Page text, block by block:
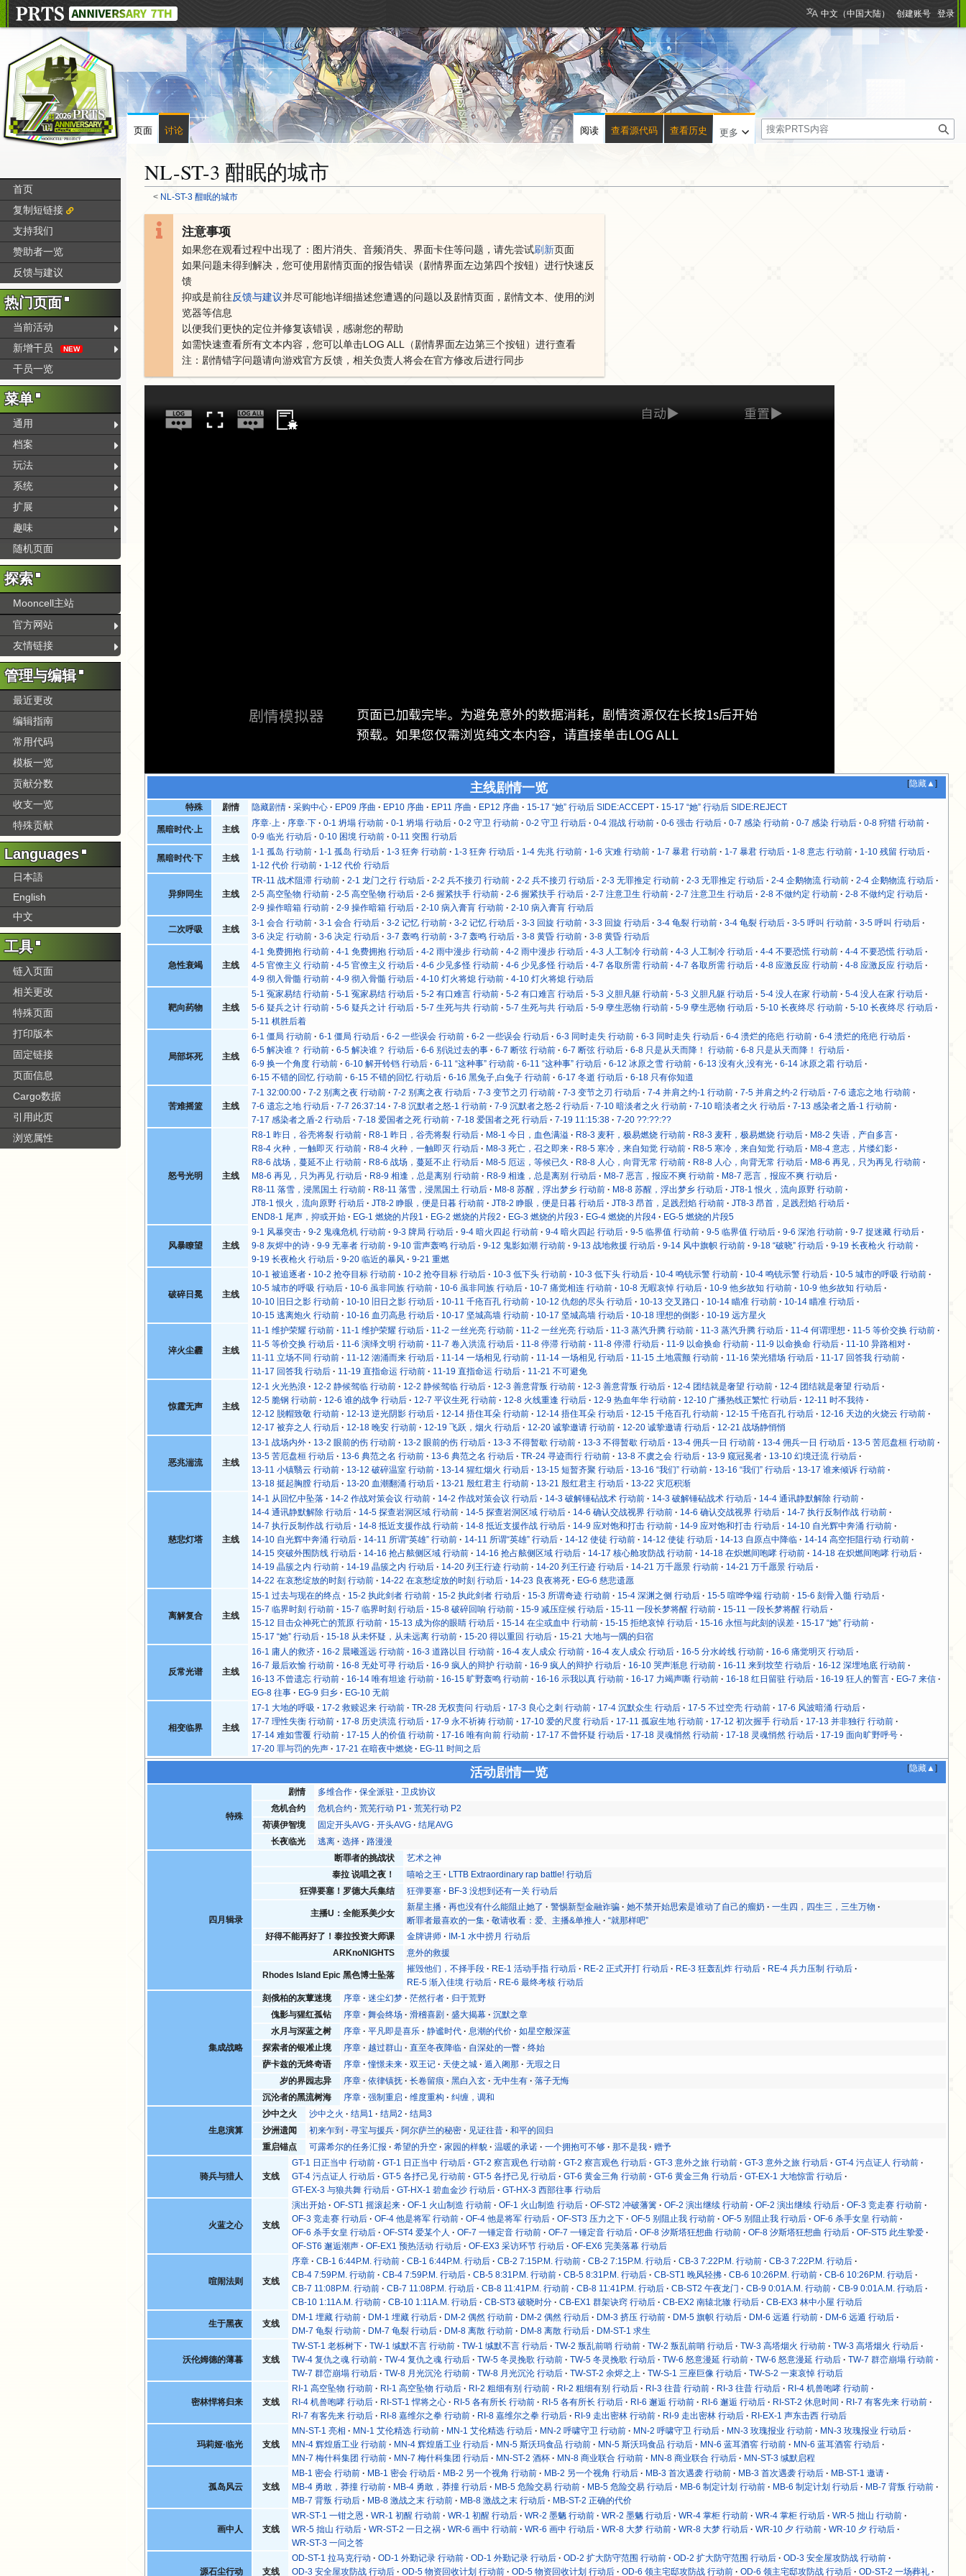
NL-ST-3 酣眠的城市
< NL-ST-3 酣眠的城市
注意事项
如果您在观看过程中出现了：图片消失、音频消失、界面卡住等问题，请先尝试刷新页面
如果问题未得到解决，您可使用剧情页面的报告错误（剧情界面左边第四个按钮）进行快速反
馈
抑或是前往反馈与建议并尽可能地详细描述您遭遇的问题以及剧情页面，剧情文本、使用的浏
览器等信息
以便我们更快的定位并修复该错误，感谢您的帮助
如需快速查看所有文本内容，您可以单击LOG ALL（剧情界面左边第三个按钮）进行查看
注：剧情错字问题请向游戏官方反馈，相关负责人将会在官方修改后进行同步
剧情模拟器
页面已加载完毕。为避免意外的数据消耗，剧情资源仅在长按1s后开始
预载。如果您仅需浏览纯文本内容，请直接单击LOG ALL
[隐藏▲ ]
主线剧情一览
特殊 剧情 隐藏剧情 采购中心 EP09 序曲 EP10 序曲 EP11 序曲 EP12 序曲 15-17 “她” 行动后 SIDE:ACCEPT 15-17 “她” 行动后 SIDE:REJECT
黑暗时代·上 主线
序章·上 序章·下 0-1 坍塌 行动前 0-1 坍塌 行动后 0-2 守卫 行动前 0-2 守卫 行动后 0-4 混战 行动前 0-6 强击 行动后 0-7 感染 行动前 0-7 感染 行动后
0-8 狩猎 行动前
0-9 临光 行动后
0-10 困境 行动前 0-11 突围 行动后
黑暗时代·下 主线
1-1 孤岛 行动前 1-1 孤岛 行动后 1-3 狂奔 行动前 1-3 狂奔 行动后 1-4 先兆 行动前 1-6 灾难 行动前 1-7 暴君 行动前 1-7 暴君 行动后 1-8 意志 行动前
1-10 残留 行动后
1-12 代价 行动前
1-12 代价 行动后
异卵同生 主线
TR-11 战术阻滞 行动前 2-1 龙门之行 行动后 2-2 兵不接刃 行动前 2-2 兵不接刃 行动后 2-3 无罪推定 行动前 2-3 无罪推定 行动后 2-4 企鹅物流 行动前
2-4 企鹅物流 行动后
2-5 高空坠物 行动前
2-5 高空坠物 行动后 2-6 握紧扶手 行动前 2-6 握紧扶手 行动后 2-7 注意卫生 行动前 2-7 注意卫生 行动后 2-8 不做约定 行动前
2-8 不做约定 行动后
2-9 操作暗箱 行动前
2-9 操作暗箱 行动后 2-10 病入膏肓 行动前 2-10 病入膏肓 行动后
二次呼吸 主线
3-1 会合 行动前 3-1 会合 行动后 3-2 记忆 行动前 3-2 记忆 行动后 3-3 回旋 行动前 3-3 回旋 行动后 3-4 龟裂 行动前 3-4 龟裂 行动后 3-5 呼叫 行动前
3-5 呼叫 行动后
3-6 决定 行动前
3-6 决定 行动后 3-7 轰鸣 行动前 3-7 轰鸣 行动后 3-8 黄昏 行动前 3-8 黄昏 行动后
急性衰竭 主线
4-1 免费拥抱 行动前 4-1 免费拥抱 行动后 4-2 雨中漫步 行动前 4-2 雨中漫步 行动后 4-3 人工制冷 行动前 4-3 人工制冷 行动后 4-4 不要恐慌 行动前
4-4 不要恐慌 行动后
4-5 官僚主义 行动前
4-5 官僚主义 行动后 4-6 少见多怪 行动前 4-6 少见多怪 行动后 4-7 各取所需 行动前 4-7 各取所需 行动后 4-8 应激反应 行动前
4-8 应激反应 行动后
4-9 彻入骨髓 行动前
4-9 彻入骨髓 行动后 4-10 灯火将熄 行动前 4-10 灯火将熄 行动后
靶向药物 主线
5-1 冤家易结 行动前 5-1 冤家易结 行动后 5-2 有口难言 行动前 5-2 有口难言 行动后 5-3 义胆凡躯 行动前 5-3 义胆凡躯 行动后 5-4 没人在家 行动前
5-4 没人在家 行动后
5-6 疑兵之计 行动前
5-6 疑兵之计 行动后 5-7 生死与共 行动前 5-7 生死与共 行动后 5-9 孽生恶物 行动前 5-9 孽生恶物 行动后 5-10 长夜终尽 行动前
5-10 长夜终尽 行动后
5-11 棋胜后着
局部坏死 主线
6-1 僵局 行动前 6-1 僵局 行动后 6-2 一些误会 行动前 6-2 一些误会 行动后 6-3 同时走失 行动前 6-3 同时走失 行动后 6-4 溃烂的疮疤 行动前
6-4 溃烂的疮疤 行动后
6-5 解决谁？ 行动前
6-5 解决谁？ 行动后 6-6 别说过去的事 6-7 断弦 行动前 6-7 断弦 行动后 6-8 只是从天而降！ 行动前
6-8 只是从天而降！ 行动后
6-9 换一个角度 行动前
6-10 解开铃铛 行动后 6-11 “这种事” 行动前 6-11 “这种事” 行动后 6-12 冰原之雪 行动前 6-13 没有火,没有光
6-14 冰原之霜 行动后
6-15 不错的回忆 行动前
6-15 不错的回忆 行动后 6-16 黑兔子,白兔子 行动前 6-17 冬逝 行动后 6-18 只有你知道
苦难摇篮 主线
7-1 32:00:00 7-2 别离之夜 行动前 7-2 别离之夜 行动后 7-3 变节之刃 行动前 7-3 变节之刃 行动后 7-4 并肩之约-1 行动前 7-5 并肩之约-2 行动后
7-6 遗忘之地 行动前
7-6 遗忘之地 行动后
7-7 26:37:14 7-8 沉默者之怒-1 行动前 7-9 沉默者之怒-2 行动后 7-10 暗淡者之火 行动前 7-10 暗淡者之火 行动后
7-13 感染者之盾-1 行动前
7-17 感染者之盾-2 行动后
7-18 爱国者之死 行动前 7-18 爱国者之死 行动后 7-19 11:15:38 7-20 ??:??:??
怒号光明 主线
R8-1 昨日，谷壳将裂 行动前 R8-1 昨日，谷壳将裂 行动后 M8-1 今日，血色满溢 R8-3 麦秆，极易燃烧 行动前 R8-3 麦秆，极易燃烧 行动后
M8-2 失语，产自多言
R8-4 火种，一触即灭 行动前
R8-4 火种，一触即灭 行动后 M8-3 死亡，召之即来 R8-5 寒冷，来自知觉 行动前 R8-5 寒冷，来自知觉 行动后
M8-4 意志，片缕幻影
R8-6 战场，蔓延不止 行动前
R8-6 战场，蔓延不止 行动后 M8-5 厄运，等候已久 R8-8 人心，向背无常 行动前 R8-8 人心，向背无常 行动后
M8-6 再见，只为再见 行动前
M8-6 再见，只为再见 行动后
R8-9 相逢，总是离别 行动前 R8-9 相逢，总是离别 行动后 M8-7 恶言，报应不爽 行动前
M8-7 恶言，报应不爽 行动后
R8-11 落雪，浸黑国土 行动前
R8-11 落雪，浸黑国土 行动后 M8-8 苏醒，浮出梦乡 行动前 M8-8 苏醒，浮出梦乡 行动后
JT8-1 恨火，流向原野 行动前
JT8-1 恨火，流向原野 行动后
JT8-2 睁眼，便是日暮 行动前 JT8-2 睁眼，便是日暮 行动后 JT8-3 昂首，足践烈焰 行动前
JT8-3 昂首，足践烈焰 行动后
END8-1 尾声，抑或开始
EG-1 燃烧的片段1 EG-2 燃烧的片段2 EG-3 燃烧的片段3 EG-4 燃烧的片段4 EG-5 燃烧的片段5
风暴瞭望 主线
9-1 风暴突击 9-2 鬼魂危机 行动前 9-3 牌局 行动后 9-4 暗火四起 行动前 9-4 暗火四起 行动后 9-5 临界值 行动前 9-5 临界值 行动后 9-6 深池 行动前
9-7 捉迷藏 行动后
9-8 灰烬中的诗
9-9 无辜者 行动前 9-10 雷声轰鸣 行动后 9-12 鬼影如潮 行动前 9-13 战地救援 行动后 9-14 风中旗帜 行动前 9-18 “破晓” 行动后
9-19 长夜枪火 行动前
9-19 长夜枪火 行动后
9-20 临近的暴风 9-21 重燃
破碎日冕 主线
10-1 被追逐者 10-2 抢夺目标 行动前 10-2 抢夺目标 行动后 10-3 低下头 行动前 10-3 低下头 行动后 10-4 鸣铳示警 行动前 10-4 鸣铳示警 行动后
10-5 城市的呼吸 行动前
10-5 城市的呼吸 行动后
10-6 虽非同族 行动前 10-6 虽非同族 行动后 10-7 痛觉相连 行动前 10-8 无暇哀悼 行动后 10-9 他乡故知 行动前
10-9 他乡故知 行动后
10-10 旧日之影 行动前
10-10 旧日之影 行动后 10-11 千疮百孔 行动前 10-12 仇怨的尽头 行动后 10-13 交叉路口 10-14 瞄准 行动前
10-14 瞄准 行动后
10-15 逃离炮火 行动前
10-16 血刃高悬 行动后 10-17 坚城高墙 行动前 10-17 坚城高墙 行动后 10-18 理想的倒影 10-19 远方星火
淬火尘霾 主线
11-1 维护荣耀 行动前 11-1 维护荣耀 行动后 11-2 一丝光亮 行动前 11-2 一丝光亮 行动后 11-3 蒸汽升腾 行动前 11-3 蒸汽升腾 行动后 11-4 何谓理想
11-5 等价交换 行动前
11-5 等价交换 行动后
11-6 演绎文明 行动前 11-7 卷入洪流 行动后 11-8 停滞 行动前 11-8 停滞 行动后 11-9 以命换命 行动前 11-9 以命换命 行动后
11-10 异路相对
11-11 立场不同 行动前
11-12 汹涌而来 行动后 11-14 一场相见 行动前 11-14 一场相见 行动后 11-15 土地震颤 行动前 11-16 荣光猎场 行动后
11-17 回答我 行动前
11-17 回答我 行动后
11-19 直指命运 行动前 11-19 直指命运 行动后 11-21 不可避免
惊霆无声 主线
12-1 火光热浪 12-2 静候驾临 行动前 12-2 静候驾临 行动后 12-3 善意背叛 行动前 12-3 善意背叛 行动后 12-4 团结就是奢望 行动前
12-4 团结就是奢望 行动后
12-5 脆钢 行动前
12-6 谁的战争 行动后 12-7 平议生死 行动前 12-8 火线重逢 行动后 12-9 热血年华 行动前 12-10 广播热线正繁忙 行动后
12-11 时不我待
12-12 脱帽致敬 行动前
12-13 逆光阴影 行动后 12-14 捂住耳朵 行动前 12-14 捂住耳朵 行动后 12-15 千疮百孔 行动前 12-15 千疮百孔 行动后
12-16 天边的火烧云 行动前
12-17 被弃之人 行动后
12-18 晚安 行动前 12-19 飞跃，烟火 行动后 12-20 诚挚邀请 行动前 12-20 诚挚邀请 行动后 12-21 战场静悄悄
恶兆湍流 主线
13-1 战场内外 13-2 眼前的伤 行动前 13-2 眼前的伤 行动后 13-3 不得暂歇 行动前 13-3 不得暂歇 行动后 13-4 佣兵一日 行动前 13-4 佣兵一日 行动后
13-5 苦厄盘桓 行动前
13-5 苦厄盘桓 行动后
13-6 典范之名 行动前 13-6 典范之名 行动后 TR-24 寻迹而行 行动前 13-8 不虞之会 行动后 13-9 窥冠冕者
13-10 幻境迁流 行动后
13-11 小镇翳云 行动前
13-12 破碎温室 行动前 13-14 猩红烟火 行动后 13-15 短暂齐聚 行动后 13-16 “我们” 行动前 13-16 “我们” 行动后
13-17 谁来倾诉 行动前
13-18 挺起胸膛 行动后
13-20 血潮翻涌 行动后 13-21 殷红君主 行动前 13-21 殷红君主 行动后 13-22 灾厄积渐
慈悲灯塔 主线
14-1 从回忆中坠落 14-2 作战对策会议 行动前 14-2 作战对策会议 行动后 14-3 破解锤砧战术 行动前 14-3 破解锤砧战术 行动后
14-4 通讯静默解除 行动前
14-4 通讯静默解除 行动后
14-5 探查岩洞区域 行动前 14-5 探查岩洞区域 行动后 14-6 确认交战视界 行动前 14-6 确认交战视界 行动后
14-7 执行反制作战 行动前
14-7 执行反制作战 行动后
14-8 抵近支援作战 行动前 14-8 抵近支援作战 行动后 14-9 应对饱和打击 行动前 14-9 应对饱和打击 行动后
14-10 自光辉中奔涌 行动前
14-10 自光辉中奔涌 行动后
14-11 所谓“英雄” 行动前 14-11 所谓“英雄” 行动后 14-12 使徒 行动前 14-12 使徒 行动后 14-13 自原点中降临
14-14 高空拒阻行动 行动前
14-15 突破外围防线 行动后
14-16 抢占舷侧区域 行动前 14-16 抢占舷侧区域 行动后 14-17 核心舱攻防战 行动前 14-18 在炽燃间咆哮 行动前
14-18 在炽燃间咆哮 行动后
14-19 晶簇之内 行动前
14-19 晶簇之内 行动后 14-20 列王行迹 行动前 14-20 列王行迹 行动后 14-21 万千愿景 行动前
14-21 万千愿景 行动后
14-22 在哀愁绽放的时刻 行动前
14-22 在哀愁绽放的时刻 行动后 14-23 良夜将死 EG-6 慈悲遗愿
离解复合 主线
15-1 过去与现在的终点 15-2 执此剑者 行动前 15-2 执此剑者 行动后 15-3 所谓奇迹 行动前 15-4 深渊之侧 行动后 15-5 喧哗争端 行动前
15-6 刻骨入髓 行动后
15-7 临界时刻 行动前
15-7 临界时刻 行动后 15-8 破碎回响 行动前 15-9 减压症候 行动后 15-11 一段长梦将醒 行动前
15-11 一段长梦将醒 行动后
15-12 目击众神死亡的荒原 行动前
15-13 成为你的眼睛 行动后 15-14 在尘或血中 行动前 15-15 拒绝哀悼 行动后 15-16 永恒与此刻的误差
15-17 “她” 行动前
15-17 “她” 行动后
15-18 从未怀疑，从未远离 行动前 15-20 得以重回 行动后 15-21 大地与一隅的归宿
反常光谱 主线
16-1 庸人的救济 16-2 晨曦遥远 行动前 16-3 道路以目 行动前 16-4 友人成众 行动前 16-4 友人成众 行动后 16-5 分水岭线 行动前
16-6 痛觉明灭 行动后
16-7 最后欢愉 行动前
16-8 无处可寻 行动后 16-9 疯人的辩护 行动前 16-9 疯人的辩护 行动后 16-10 哭声渐息 行动前 16-11 来到坟茔 行动后
16-12 深埋地底 行动前
16-13 不曾遗忘 行动前
16-14 唯有坦途 行动前 16-15 旷野轰鸣 行动前 16-16 示我以真 行动前 16-17 力竭声嘶 行动前 16-18 红日留驻 行动后 16-19 狂人的誓言
EG-7 来信
EG-8 往事
EG-9 归乡 EG-10 无前
相变临界 主线
17-1 大地的呼吸 17-2 救赎迟来 行动前 TR-28 无权责问 行动后 17-3 良心之刺 行动前 17-4 沉默众生 行动后 17-5 不过空壳 行动前
17-6 风波暗涌 行动后
17-7 理性失衡 行动前
17-8 历史洪流 行动后 17-9 永不祈祷 行动前 17-10 爱的尺度 行动后 17-11 孤寂生地 行动前 17-12 初次握手 行动后
17-13 并非独行 行动前
17-14 难如雪覆 行动前
17-15 人的价值 行动前 17-16 唯有向前 行动前 17-17 不曾怀疑 行动后 17-18 灵魂悄然 行动前 17-18 灵魂悄然 行动后
17-19 面向旷野呼号
17-20 罪与罚的先声
17-21 在暗夜中燃烧
EG-11 时间之后
[隐藏▲ ]
活动剧情一览
特殊
剧情 多维合作 保全派驻
卫戍协议
危机合约
危机合约 荒芜行动 P1
荒芜行动 P2
荷谟伊智境
固定开头AVG 开头AVG
结尾AVG
长夜临光
逃离 选择 路漫漫
四月辑录
断罪者的挑战状
艺术之神
泰拉 说唱之夜！
嘻哈之王
LTTB Extraordinary rap battle! 行动后
狂弹要塞！罗德大兵集结
狂弹要塞 BF-3 没想到还有一关 行动后
主播U：全能系美少女
新星主播 再也没有什么能阻止她了 警惕新型金融诈骗 她不禁开始思索是谁动了自己的瘤奶
一生四，四生三，三生万物
断罪者最喜欢的一集
敬请收看：爱、主播&单推人
“就那样吧”
好得不能再好了！泰拉投资大师课
金牌讲师
IM-1 水中捞月 行动后
ARKnoNIGHTS
意外的救援
Rhodes Island Epic 黑色博士坠落
摧毁他们，不择手段 RE-1 活动手指 行动后 RE-2 正式开打 行动后 RE-3 狂轰乱炸 行动后
RE-4 兵力压制 行动后
RE-5 渐入佳境 行动后
RE-6 最终考核 行动后
集成战略
刻俄柏的灰蕈迷境 序章 迷尘幻梦 茫然行者
归于荒野
傀影与猩红孤钻
序章 舞会终场 滑稽喜剧 盛大揭幕
沉默之章
水月与深蓝之树
序章 平凡即是喜乐 静谧时代 息潮的代价
如星空般深蓝
探索者的银凇止境
序章 越过群山 直至冬夜降临 自深处的一瞥
终始
萨卡兹的无终奇语
序章 憧憬未来 双王记 天使之城 遁入阇那
无瑕之日
岁的界园志异
序章 依律镇抚 长卷留痕 黑白入玄 无中生有
落子无悔
沉沦者的黑流树海
序章 强制重启 维度重构 纠缠，调和
生息演算
沙中之火 沙中之火 结局1 结局2
结局3
沙洲遗闻
初来乍到 寻宝与援兵 阿尔萨兰的秘密 见证往昔
和平的回归
重启锚点
可露希尔的任务汇报 希望的升空 家园的样貌 温暖的承诺 一个拥抱可不够 那不是我 赠予
骑兵与猎人 支线
GT-1 日正当中 行动前 GT-1 日正当中 行动后 GT-2 察言观色 行动前 GT-2 察言观色 行动后 GT-3 意外之旅 行动前 GT-3 意外之旅 行动后
GT-4 污点证人 行动前
GT-4 污点证人 行动后
GT-5 各抒己见 行动前 GT-5 各抒己见 行动后 GT-6 黄金三角 行动前 GT-6 黄金三角 行动后
GT-EX-1 大地惊雷 行动后
GT-EX-3 与狼共舞 行动后
GT-HX-1 碧血金沙 行动后 GT-HX-3 西部往事 行动后
火蓝之心 支线
演出开始 OF-ST1 摇滚起来 OF-1 火山制造 行动前 OF-1 火山制造 行动后 OF-ST2 冲破藩篱 OF-2 演出继续 行动前 OF-2 演出继续 行动后
OF-3 竞走赛 行动前
OF-3 竞走赛 行动后
OF-4 他是将军 行动前 OF-4 他是将军 行动后 OF-ST3 压力之下 OF-5 别阻止我 行动前 OF-5 别阻止我 行动后
OF-6 杀手女皇 行动前
OF-6 杀手女皇 行动后
OF-ST4 爱某个人 OF-7 一锤定音 行动前 OF-7 一锤定音 行动后 OF-8 汐斯塔狂想曲 行动前 OF-8 汐斯塔狂想曲 行动后
OF-ST5 此生挚爱
OF-ST6 邂逅潮声
OF-EX1 预热活动 行动后 OF-EX3 采访环节 行动后 OF-EX6 完美落幕 行动后
喧闹法则 支线
序章 CB-1 6:44P.M. 行动前 CB-1 6:44P.M. 行动后 CB-2 7:15P.M. 行动前 CB-2 7:15P.M. 行动后 CB-3 7:22P.M. 行动前
CB-3 7:22P.M. 行动后
CB-4 7:59P.M. 行动前
CB-4 7:59P.M. 行动后 CB-5 8:31P.M. 行动前 CB-5 8:31P.M. 行动后 CB-ST1 晚风轻拂 CB-6 10:26P.M. 行动前
CB-6 10:26P.M. 行动后
CB-7 11:08P.M. 行动前
CB-7 11:08P.M. 行动后 CB-8 11:41P.M. 行动前 CB-8 11:41P.M. 行动后 CB-ST2 午夜龙门 CB-9 0:01A.M. 行动前
CB-9 0:01A.M. 行动后
CB-10 1:11A.M. 行动前
CB-10 1:11A.M. 行动后 CB-ST3 破晓时分 CB-EX1 群架诀窍 行动后 CB-EX2 南辕北辙 行动后 CB-EX3 林中小屋 行动后
生于黑夜 支线
DM-1 埋藏 行动前 DM-1 埋藏 行动后 DM-2 偶然 行动前 DM-2 偶然 行动后 DM-3 挤压 行动前 DM-5 旗帜 行动后 DM-6 远遁 行动前
DM-6 远遁 行动后
DM-7 龟裂 行动前
DM-7 龟裂 行动后 DM-8 离散 行动前 DM-8 离散 行动后 DM-ST-1 求生
沃伦姆德的薄暮 支线
TW-ST-1 老栎树下 TW-1 缄默不言 行动前 TW-1 缄默不言 行动后 TW-2 叛乱前哨 行动前 TW-2 叛乱前哨 行动后 TW-3 高塔烟火 行动前
TW-3 高塔烟火 行动后
TW-4 复仇之魂 行动前
TW-4 复仇之魂 行动后 TW-5 冬灵挽歌 行动前 TW-5 冬灵挽歌 行动后 TW-6 怒意漫延 行动前 TW-6 怒意漫延 行动后
TW-7 群峦崩塌 行动前
TW-7 群峦崩塌 行动后
TW-8 月光沉沦 行动前 TW-8 月光沉沦 行动后 TW-ST-2 余烬之上 TW-S-1 三座巨像 行动后 TW-S-2 一束哀悼 行动后
密林悍将归来 支线
RI-1 高空坠物 行动前 RI-1 高空坠物 行动后 RI-2 粗细有别 行动前 RI-2 粗细有别 行动后 RI-3 往昔 行动前 RI-3 往昔 行动后
RI-4 机兽咆哮 行动前
RI-4 机兽咆哮 行动后
RI-ST-1 悍将之心 RI-5 各有所长 行动前 RI-5 各有所长 行动后 RI-6 邂逅 行动前 RI-6 邂逅 行动后 RI-ST-2 休息时间
RI-7 有客先来 行动前
RI-7 有客先来 行动后
RI-8 嘉维尔之拳 行动前 RI-8 嘉维尔之拳 行动后 RI-9 走出密林 行动前 RI-9 走出密林 行动后 RI-EX-1 声东击西 行动后
玛莉娅·临光 支线
MN-ST-1 亮相 MN-1 艾伦精选 行动前 MN-1 艾伦精选 行动后 MN-2 呼啸守卫 行动前 MN-2 呼啸守卫 行动后 MN-3 玫瑰报业 行动前
MN-3 玫瑰报业 行动后
MN-4 辉煌盾工业 行动前
MN-4 辉煌盾工业 行动后 MN-5 斯沃玛食品 行动前 MN-5 斯沃玛食品 行动后 MN-6 蓝耳酒窖 行动前
MN-6 蓝耳酒窖 行动后
MN-7 梅什科集团 行动前
MN-7 梅什科集团 行动后 MN-ST-2 酒杯 MN-8 商业联合 行动前 MN-8 商业联合 行动后 MN-ST-3 缄默启程
孤岛风云 支线
MB-1 密会 行动前 MB-1 密会 行动后 MB-2 另一个视角 行动前 MB-2 另一个视角 行动后 MB-3 首次遇袭 行动前 MB-3 首次遇袭 行动后
MB-ST-1 邀请
MB-4 勇敢，莽撞 行动前
MB-4 勇敢，莽撞 行动后 MB-5 危险交易 行动前 MB-5 危险交易 行动后 MB-6 制定计划 行动前 MB-6 制定计划 行动后
MB-7 背叛 行动前
MB-7 背叛 行动后
MB-8 激战之末 行动前 MB-8 激战之末 行动后 MB-ST-2 正确的代价
画中人 支线
WR-ST-1 一钳之恩 WR-1 初醒 行动前 WR-1 初醒 行动后 WR-2 墨魉 行动前 WR-2 墨魉 行动后 WR-4 掌柜 行动前 WR-4 掌柜 行动后
WR-5 拙山 行动前
WR-5 拙山 行动后
WR-ST-2 一日之祸 WR-6 画中 行动前 WR-6 画中 行动后 WR-8 大梦 行动前 WR-8 大梦 行动后 WR-10 夕 行动前
WR-10 夕 行动后
WR-ST-3 一问之答
源石尘行动 支线
OD-ST-1 拉马克行动 OD-1 外勤记录 行动前 OD-1 外勤记录 行动后 OD-2 扩大防守范围 行动前 OD-2 扩大防守范围 行动后
OD-3 安全屋攻防战 行动前
OD-3 安全屋攻防战 行动后
OD-5 物资回收计划 行动前 OD-5 物资回收计划 行动后 OD-6 领主宅邸攻防战 行动前 OD-6 领主宅邸攻防战 行动后 OD-ST-2 一场葬礼
中文（中国大陆） 创建账号 登录
页面 讨论 阅读 查看源代码 查看历史 更多
搜
索
首页
复制短链接
支持我们
赞助者一览
反馈与建议
热门页面
当前活动
新增干员
NEW
干员一览
菜单
通用
档案
玩法
系统
扩展
趣味
随机页面
探索
Mooncell主站
官方网站
友情链接
管理与编辑
最近更改
编辑指南
常用代码
模板一览
贡献分数
收支一览
特殊贡献
Languages
日本語
English
中文
工具
链入页面
相关更改
特殊页面
打印版本
固定链接
页面信息
Cargo数据
引用此页
浏览属性